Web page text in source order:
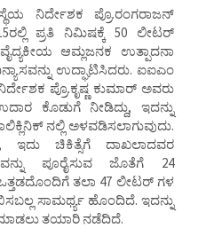
ನಿರ್ದೇಶಕ ಪ್ರೊ.ರಂಗರಾಜನ್
ಪ್ರತಿ ನಿಮಿಷಕ್ಕೆ 50 ಲೀಟರ್
ಆಮ್ಲಜನಕ ಉತ್ಪಾದನಾ
ಉದ್ಘಾಟಿಸಿದರು. ಐಐಎಂ
ಪ್ರೊ.ಕೃಷ್ಣ ಕುಮಾರ್ ಅವರು
ಕೊಡುಗೆ ನೀಡಿದ್ದು, ಇದನ್ನು
ನಲ್ಲಿ ಅಳವಡಿಸಲಾಗುವುದು.
ಚಿಕಿತ್ಸೆಗೆ ದಾಖಲಾದವರ
ಪೂರೈಸುವ ಜೊತೆಗೆ 24
ತಲಾ 47 ಲೀಟರ್ ಗಳ
ಸಾಮರ್ಥ್ಯ ಹೊಂದಿದೆ. ಇದನ್ನು
ತಯಾರಿ ನಡೆದಿದೆ.